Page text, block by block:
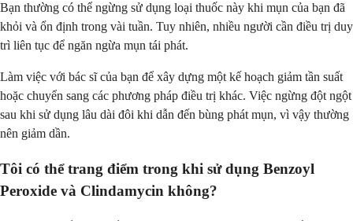
Bạn thường có thể ngừng sử dụng loại thuốc này khi mụn của bạn đã
khỏi và ổn định trong vài tuần. Tuy nhiên, nhiều người cần điều trị duy
trì liên tục để ngăn ngừa mụn tái phát.
Làm việc với bác sĩ của bạn để xây dựng một kế hoạch giảm tần suất
hoặc chuyển sang các phương pháp điều trị khác. Việc ngừng đột ngột
sau khi sử dụng lâu dài đôi khi dẫn đến bùng phát mụn, vì vậy thường
nên giảm dần.
Tôi có thể trang điểm trong khi sử dụng Benzoyl
Peroxide và Clindamycin không?